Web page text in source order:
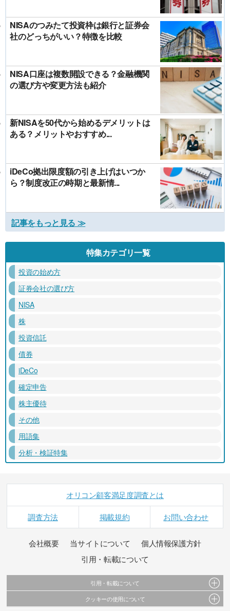
NISAのつみたて投資枠は銀行と証券会
社のどっちがいい？特徴を比較
NISA口座は複数開設できる？金融機関
の選び方や変更方法も紹介
新NISAを50代から始めるデメリットは
ある？メリットやおすすめ...
iDeCo拠出限度額の引き上げはいつか
ら？制度改正の時期と最新情...
記事をもっと見る ≫
特集カテゴリ一覧
投資の始め方
証券会社の選び方
NISA
株
投資信託
債券
iDeCo
確定申告
株主優待
その他
用語集
分析・検証特集
オリコン顧客満足度調査とは
調査方法 掲載規約 お問い合わせ
会社概要 当サイトについて
個人情報保護方針
引用・転載について
引用・転載について
当サイトで公開されている情報（文字、写真、イラスト、画像データ等）及びこれらの配
クッキーの使用について